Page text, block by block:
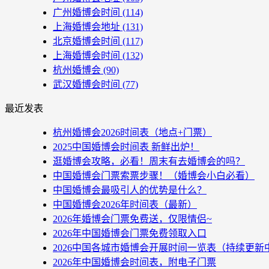
广州婚博会时间 (114)
上海婚博会地址 (131)
北京婚博会时间 (117)
上海婚博会时间 (132)
杭州婚博会 (90)
武汉婚博会时间 (77)
最近发表
杭州婚博会2026时间表（地点+门票）
2025中国婚博会时间表 新鲜出炉！
逛婚博会攻略，必看！周末有去婚博会的吗？
中国婚博会门票索票步骤！（婚博会小白必看）
中国婚博会最吸引人的优势是什么？
中国婚博会2026年时间表（最新）
2026年婚博会门票免费送，仅限情侣~
2026年中国婚博会门票免费领取入口
2026中国各城市婚博会开展时间一览表（持续更新
2026年中国婚博会时间表，附电子门票